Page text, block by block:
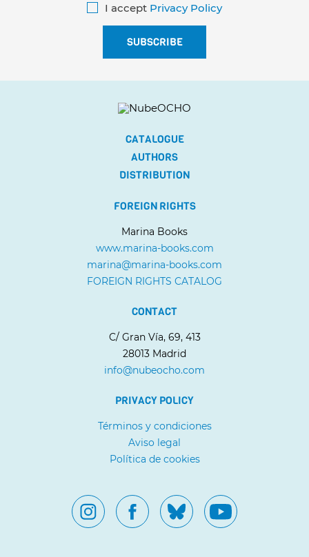
I accept Privacy Policy
CATALOGUE
AUTHORS
DISTRIBUTION
FOREIGN RIGHTS
Marina Books
www.marina-books.com
marina@marina-books.com
FOREIGN RIGHTS CATALOG
CONTACT
C/ Gran Vía, 69, 413
28013 Madrid
info@nubeocho.com
PRIVACY POLICY
Términos y condiciones
Aviso legal
Política de cookies